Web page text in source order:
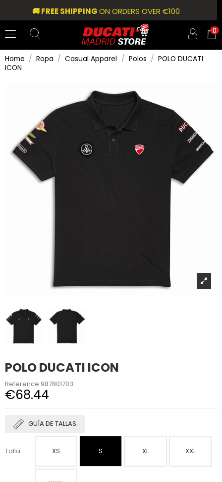
🚚 FREE SHIPPINGON ORDERS OVER €100
0
Home Ropa Casual Apparel Polos
POLO DUCATI
ICON
POLO DUCATI ICON
Reference 987801703
€68.44
GUÍA DE TALLAS
Talla XS S XL XXL